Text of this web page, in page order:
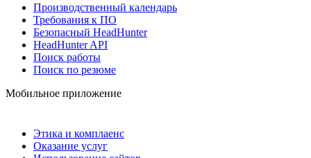
Производственный календарь
Требования к ПО
Безопасный HeadHunter
HeadHunter API
Поиск работы
Поиск по резюме
Мобильное приложение
Этика и комплаенс
Оказание услуг